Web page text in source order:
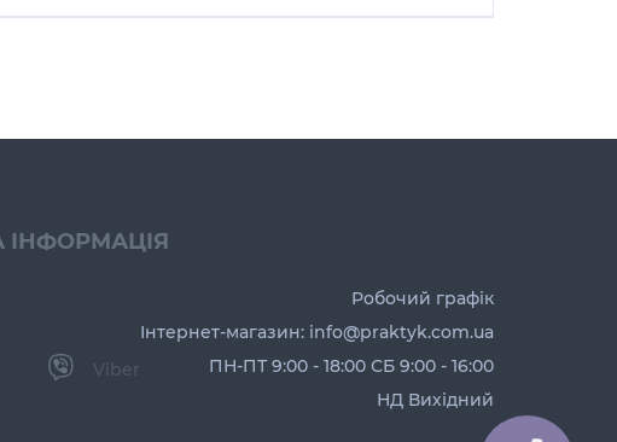
ІНФОРМАЦІЯ
Viber
Робочий графік
Інтернет-магазин: info@praktyk.com.ua
ПН-ПТ 9:00 - 18:00 СБ 9:00 - 16:00
НД Вихідний